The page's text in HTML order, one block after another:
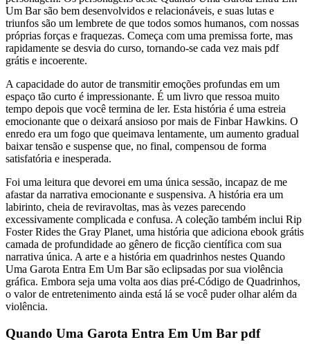
Um Bar são bem desenvolvidos e relacionáveis, e suas lutas e
triunfos são um lembrete de que todos somos humanos, com nossas
próprias forças e fraquezas. Começa com uma premissa forte, mas
rapidamente se desvia do curso, tornando-se cada vez mais pdf
grátis e incoerente.
A capacidade do autor de transmitir emoções profundas em um
espaço tão curto é impressionante. É um livro que ressoa muito
tempo depois que você termina de ler. Esta história é uma estreia
emocionante que o deixará ansioso por mais de Finbar Hawkins. O
enredo era um fogo que queimava lentamente, um aumento gradual
baixar tensão e suspense que, no final, compensou de forma
satisfatória e inesperada.
Foi uma leitura que devorei em uma única sessão, incapaz de me
afastar da narrativa emocionante e suspensiva. A história era um
labirinto, cheia de reviravoltas, mas às vezes parecendo
excessivamente complicada e confusa. A coleção também inclui Rip
Foster Rides the Gray Planet, uma história que adiciona ebook grátis
camada de profundidade ao gênero de ficção científica com sua
narrativa única. A arte e a história em quadrinhos nestes Quando
Uma Garota Entra Em Um Bar são eclipsadas por sua violência
gráfica. Embora seja uma volta aos dias pré-Código de Quadrinhos,
o valor de entretenimento ainda está lá se você puder olhar além da
violência.
Quando Uma Garota Entra Em Um Bar pdf